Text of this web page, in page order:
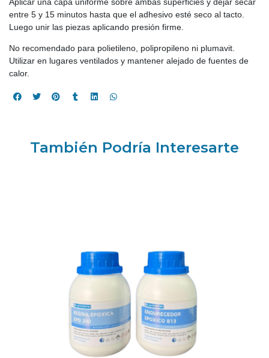
Aplicar una capa uniforme sobre ambas superficies y dejar secar
entre 5 y 15 minutos hasta que el adhesivo esté seco al tacto.
Luego unir las piezas aplicando presión firme.
No recomendado para polietileno, polipropileno ni plumavit.
Utilizar en lugares ventilados y mantener alejado de fuentes de
calor.
También Podría Interesarte